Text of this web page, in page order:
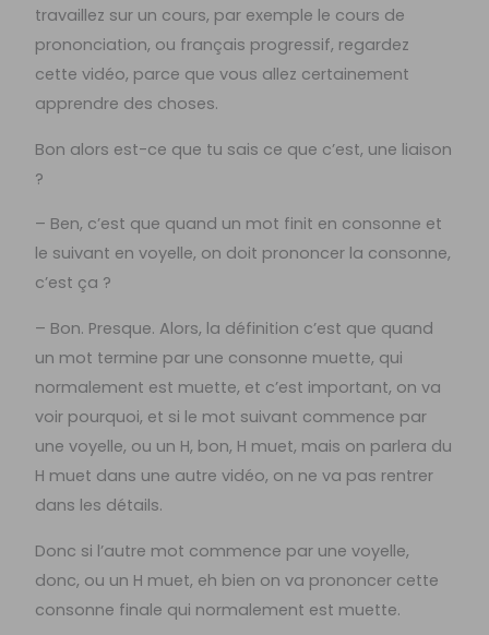
travaillez sur un cours, par exemple le cours de
prononciation, ou français progressif, regardez
cette vidéo, parce que vous allez certainement
apprendre des choses.
Bon alors est-ce que tu sais ce que c’est, une liaison
?
– Ben, c’est que quand un mot finit en consonne et
le suivant en voyelle, on doit prononcer la consonne,
c’est ça ?
– Bon. Presque. Alors, la définition c’est que quand
un mot termine par une consonne muette, qui
normalement est muette, et c’est important, on va
voir pourquoi, et si le mot suivant commence par
une voyelle, ou un H, bon, H muet, mais on parlera du
H muet dans une autre vidéo, on ne va pas rentrer
dans les détails.
Donc si l’autre mot commence par une voyelle,
donc, ou un H muet, eh bien on va prononcer cette
consonne finale qui normalement est muette.